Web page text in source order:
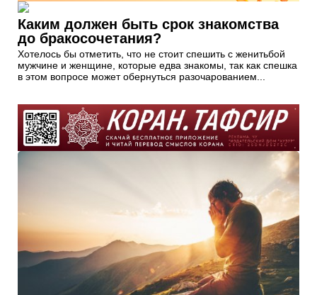
Каким должен быть срок знакомства
до бракосочетания?
Хотелось бы отметить, что не стоит спешить с женитьбой
мужчине и женщине, которые едва знакомы, так как спешка
в этом вопросе может обернуться разочарованием...